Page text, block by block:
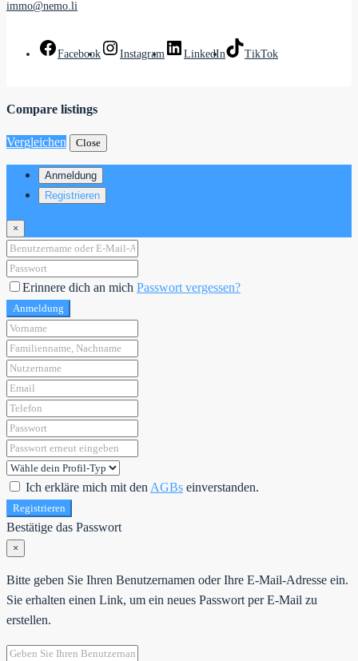
immo@nemo.li
Facebook Instagram LinkedIn TikTok
Compare listings
Vergleichen Close
Anmeldung
Registrieren
×
Erinnere dich an mich Passwort vergessen?
Anmeldung
Ich erkläre mich mit den AGBs einverstanden.
Registrieren
Bestätige das Passwort
×
Bitte geben Sie Ihren Benutzernamen oder Ihre E-Mail-Adresse ein.
Sie erhalten einen Link, um ein neues Passwort per E-Mail zu
erstellen.